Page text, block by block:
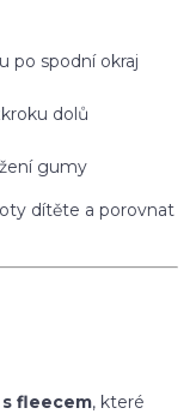
po spodní okraj
dolů
gumy
dítěte a porovnat
fleecem, které